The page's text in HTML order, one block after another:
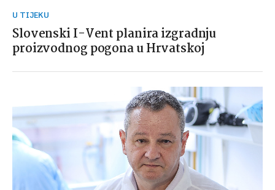
U TIJEKU
Slovenski I-Vent planira izgradnju
proizvodnog pogona u Hrvatskoj